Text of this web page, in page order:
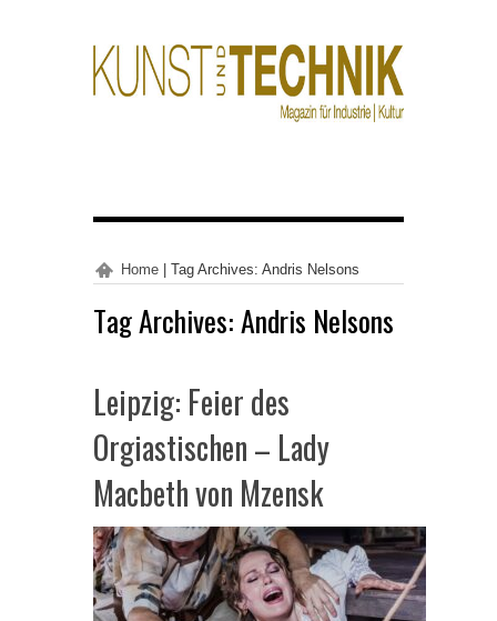
Home Tag Archives: Andris Nelsons
Tag Archives:Andris Nelsons
Leipzig: Feier des
Orgiastischen – Lady
Macbeth von Mzensk